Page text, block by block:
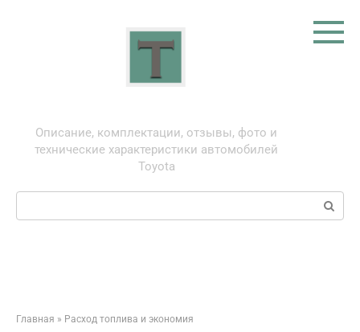
Описание, комплектации, отзывы, фото и
технические характеристики автомобилей
Toyota
Поиск:
Главная » Расход топлива и экономия